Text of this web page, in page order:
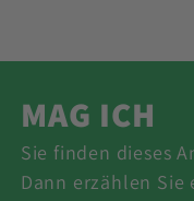
MAG ICH
Sie finden dieses
Dann erzählen